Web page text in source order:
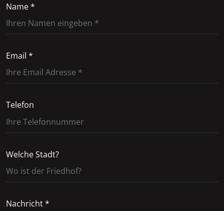
Name *
Email *
Telefon
Welche Stadt?
Nachricht *